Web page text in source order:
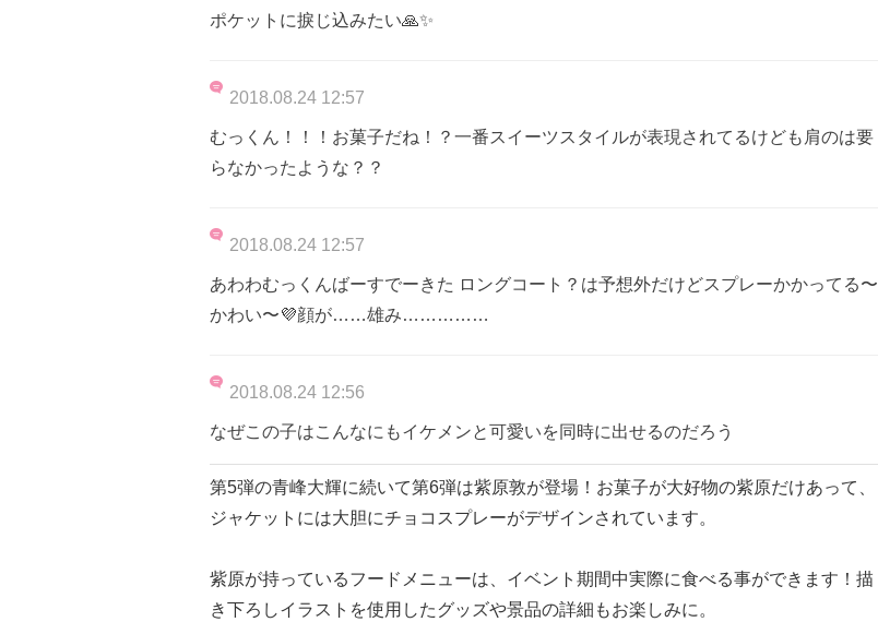
ポケットに捩じ込みたい🙏✨
2018.08.24 12:57
むっくん！！！お菓子だね！？一番スイーツスタイルが表現されてるけども肩のは要
らなかったような？？
2018.08.24 12:57
あわわむっくんばーすでーきた ロングコート？は予想外だけどスプレーかかってる〜
かわい〜💜顔が……雄み……………
2018.08.24 12:56
なぜこの子はこんなにもイケメンと可愛いを同時に出せるのだろう
第5弾の青峰大輝に続いて第6弾は紫原敦が登場！お菓子が大好物の紫原だけあって、
ジャケットには大胆にチョコスプレーがデザインされています。
紫原が持っているフードメニューは、イベント期間中実際に食べる事ができます！描
き下ろしイラストを使用したグッズや景品の詳細もお楽しみに。